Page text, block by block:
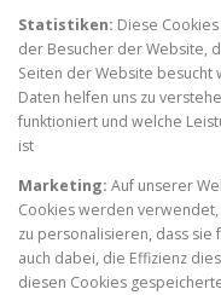
Statistiken: Diese
der Besucher der Website,
Seiten der Website besucht
Daten helfen uns zu
funktioniert und welche
ist
Marketing: Auf unserer
Cookies werden
zu personalisieren, dass sie
auch dabei, die Effizienz
diesen Cookies